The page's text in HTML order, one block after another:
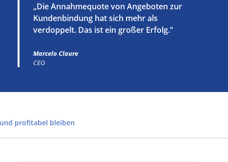
„Die Annahmequote von Angeboten zur
Kundenbindung hat sich mehr als
verdoppelt. Das ist ein großer Erfolg.“
Marcelo Claure
CEO
profitabel bleiben